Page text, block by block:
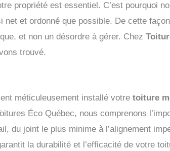
propriété est essentiel. C’est pourquoi
et ordonné que possible. De cette
et non un désordre à gérer. Chez
trouvé.
méticuleusement installé votretoiture
Éco Québec, nous comprenons
du joint le plus minime à l’alignement
la durabilité et l’efficacité de votre